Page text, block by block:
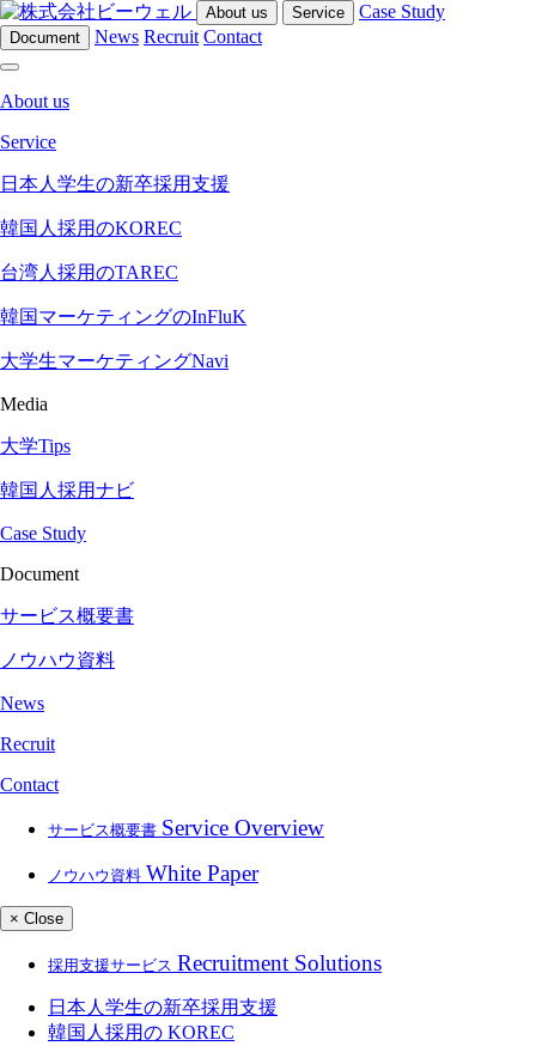
About us Service Case Study
Document News Recruit Contact
About us
Service
日本人学生の新卒採用支援
韓国人採用のKOREC
台湾人採用のTAREC
韓国マーケティングのInFluK
大学生マーケティングNavi
Media
大学Tips
韓国人採用ナビ
Case Study
Document
サービス概要書
ノウハウ資料
News
Recruit
Contact
サービス概要書 Service Overview
ノウハウ資料 White Paper
× Close
採用支援サービス Recruitment Solutions
日本人学生の新卒採用支援
韓国人採用の KOREC